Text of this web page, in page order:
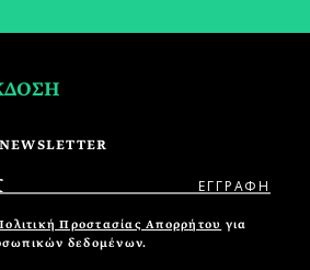
Προστασίας Απορρήτου για
δεδομένων.